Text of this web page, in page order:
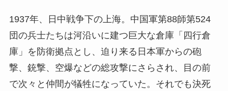
1937年、日中戦争下の上海。中国軍第88師第524
団の兵士たちは河沿いに建つ巨大な倉庫「四行倉
庫」を防衛拠点とし、迫り来る日本軍からの砲
撃、銃撃、空爆などの総攻撃にさらされ、目の前
で次々と仲間が犠牲になっていた。それでも決死